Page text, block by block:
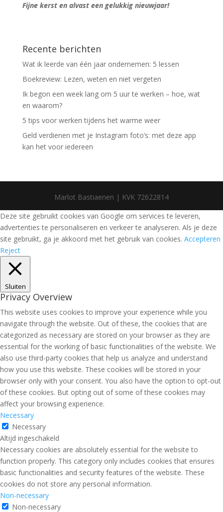
Fijne kerst en alvast een gelukkig nieuwjaar!
Recente berichten
Wat ik leerde van één jaar ondernemen: 5 lessen
Boekreview: Lezen, weten en niet vergeten
Ik begon een week lang om 5 uur te werken – hoe, wat
en waarom?
5 tips voor werken tijdens het warme weer
Geld verdienen met je Instagram foto’s: met deze app
kan het voor iedereen
Marlot Bastiaenen | KVK 72622814
Deze site gebruikt cookies van Google om services te leveren,
advertenties te personaliseren en verkeer te analyseren. Als je deze
site gebruikt, ga je akkoord met het gebruik van cookies. Accepteren
Reject
Sluiten
Privacy Overview
This website uses cookies to improve your experience while you
navigate through the website. Out of these, the cookies that are
categorized as necessary are stored on your browser as they are
essential for the working of basic functionalities of the website. We
also use third-party cookies that help us analyze and understand
how you use this website. These cookies will be stored in your
browser only with your consent. You also have the option to opt-out
of these cookies. But opting out of some of these cookies may
affect your browsing experience.
Necessary
Necessary
Altijd ingeschakeld
Necessary cookies are absolutely essential for the website to
function properly. This category only includes cookies that ensures
basic functionalities and security features of the website. These
cookies do not store any personal information.
Non-necessary
Non-necessary